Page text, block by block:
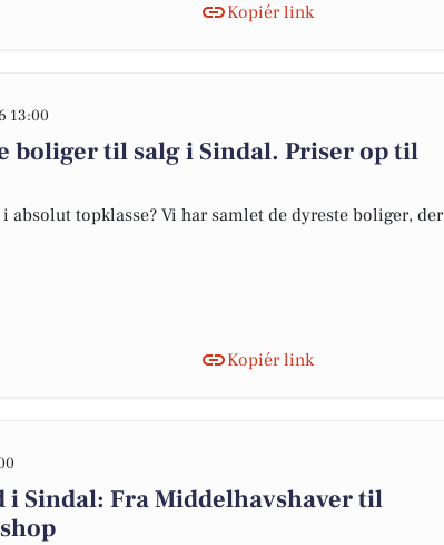
Kopiér link
13:00
boliger til salg i Sindal. Priser op til
topklasse? Vi har samlet de dyreste boliger, der
Kopiér link
i Sindal: Fra Middelhavshaver til